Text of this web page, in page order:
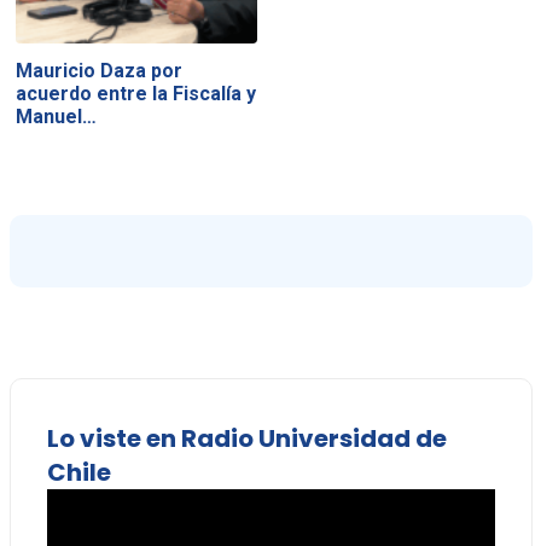
Mauricio Daza por
acuerdo entre la Fiscalía y
Manuel…
Lo viste en Radio Universidad de
Chile